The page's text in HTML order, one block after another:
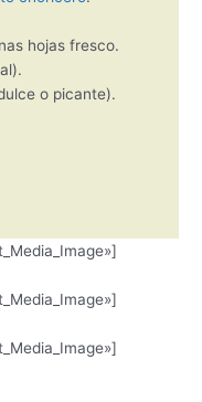
hojas fresco.
o picante).